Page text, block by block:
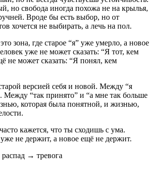
но свобода иногда похожа не на крылья,
Вроде бы есть выбор, но от
хочется не выбирать, а лечь на пол.
зона, где старое “я” уже умерло, а новое
уже не может сказать: “Я тот, кем
не может сказать: “Я понял, кем
версией себя и новой. Между “я
Между “так принято” и “а мне так больше
которая была понятной, и жизнью,
кажется, что ты сходишь с ума.
не держит, а новое ещё не держит.
→ тревога